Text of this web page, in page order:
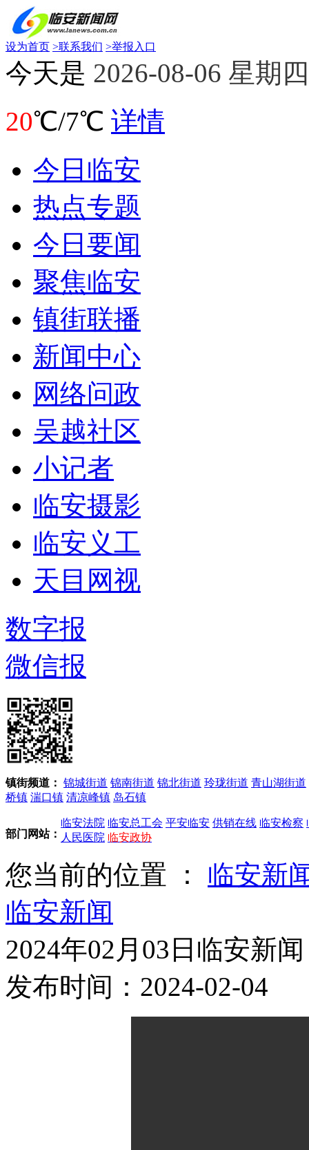
设为首页 >联系我们 >举报入口
今天是 2026-08-06 星期四
20℃/7℃ 详情
今日临安
热点专题
今日要闻
聚焦临安
镇街联播
新闻中心
网络问政
吴越社区
小记者
临安摄影
临安义工
天目网视
数字报
微信报
镇街频道： 锦城街道 锦南街道 锦北街道 玲珑街道 青山湖街道
桥镇 湍口镇 清凉峰镇 岛石镇
部门网站：
临安法院 临安总工会 平安临安 供销在线 临安检察
人民医院 临安政协
您当前的位置 ： 临安新
临安新闻
2024年02月03日临安新闻
发布时间：2024-02-04